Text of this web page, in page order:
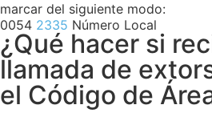
marcar del siguiente modo:
0054 2335 Número Local
¿Qué hacer si
llamada de
el Código de